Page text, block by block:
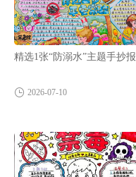
精选1张“防溺水”主题手抄报
2026-07-10